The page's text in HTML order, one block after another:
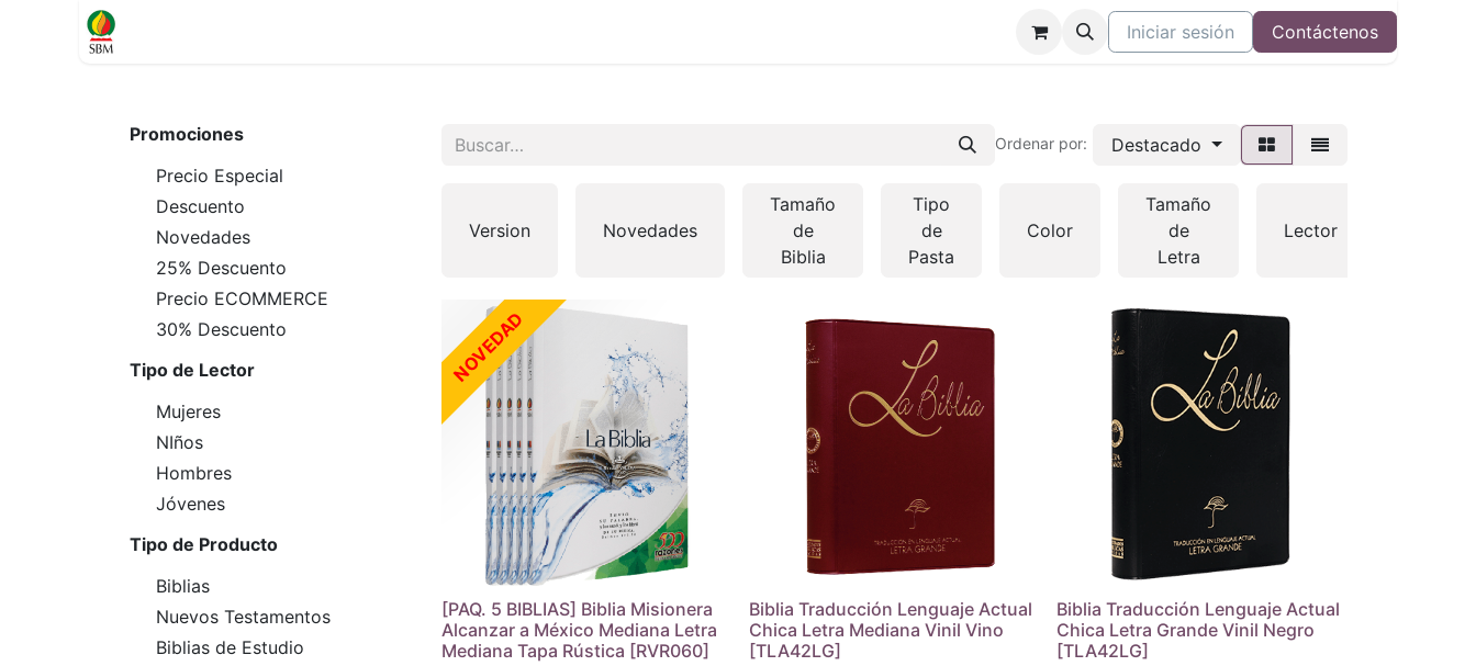
Iniciar sesión Contáctenos
Promociones
Precio Especial
Descuento
Novedades
25% Descuento
Precio ECOMMERCE
30% Descuento
Tipo de Lector
Mujeres
NIños
Hombres
Jóvenes
Tipo de Producto
Biblias
Nuevos Testamentos
Biblias de Estudio
Ordenar por: Destacado
Version Novedades
Tamaño
de
Biblia
Tipo
de
Pasta
Color
Tamaño
de
Letra
Lector
NOVEDAD
[PAQ. 5 BIBLIAS] Biblia Misionera
Alcanzar a México Mediana Letra
Mediana Tapa Rústica [RVR060]
Biblia Traducción Lenguaje Actual
Chica Letra Mediana Vinil Vino
[TLA42LG]
Biblia Traducción Lenguaje Actual
Chica Letra Grande Vinil Negro
[TLA42LG]